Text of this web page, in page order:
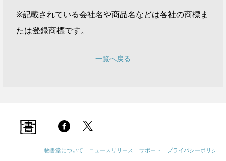
※記載されている会社名や商品名などは各社の商標ま
たは登録商標です。
一覧へ戻る
物書堂について ニュースリリース サポート プライバシーポリシー